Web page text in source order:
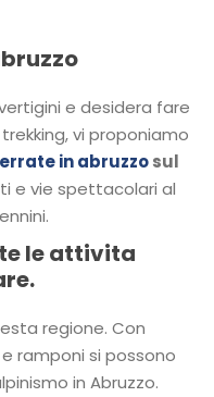
e desidera fare
vi proponiamo
in abruzzosul
e vie spettacolari al
le attivita
regione. Con
ramponi si possono
in Abruzzo.